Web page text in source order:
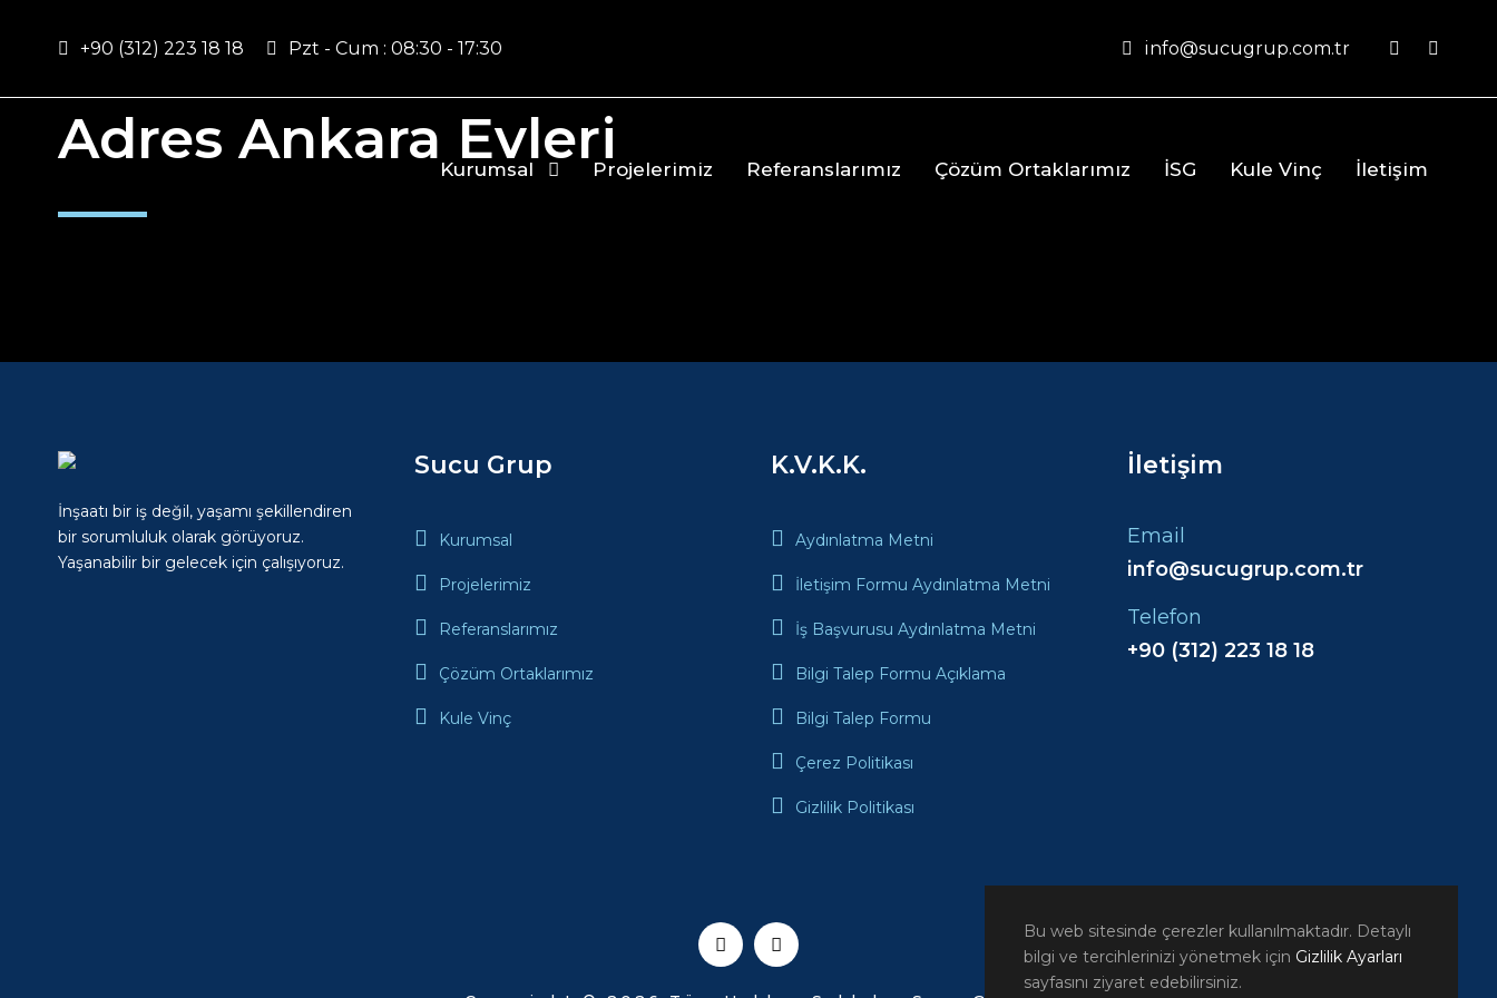
+90 (312) 223 18 18 Pzt - Cum : 08:30 - 17:30 info@sucugrup.com.tr
Kurumsal Projelerimiz Referanslarımız Çözüm Ortaklarımız İSG Kule Vinç İletişim
Adres Ankara Evleri
İnşaatı bir iş değil, yaşamı şekillendiren
bir sorumluluk olarak görüyoruz.
Yaşanabilir bir gelecek için çalışıyoruz.
Sucu Grup
Kurumsal
Projelerimiz
Referanslarımız
Çözüm Ortaklarımız
Kule Vinç
K.V.K.K.
Aydınlatma Metni
İletişim Formu Aydınlatma Metni
İş Başvurusu Aydınlatma Metni
Bilgi Talep Formu Açıklama
Bilgi Talep Formu
Çerez Politikası
Gizlilik Politikası
İletişim
Email
info@sucugrup.com.tr
Telefon
+90 (312) 223 18 18
Bu web sitesinde çerezler kullanılmaktadır. Detaylı
bilgi ve tercihlerinizi yönetmek için Gizlilik Ayarları
sayfasını ziyaret edebilirsiniz.